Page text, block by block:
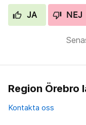
JA NEJ
Region Örebro
Kontakta oss